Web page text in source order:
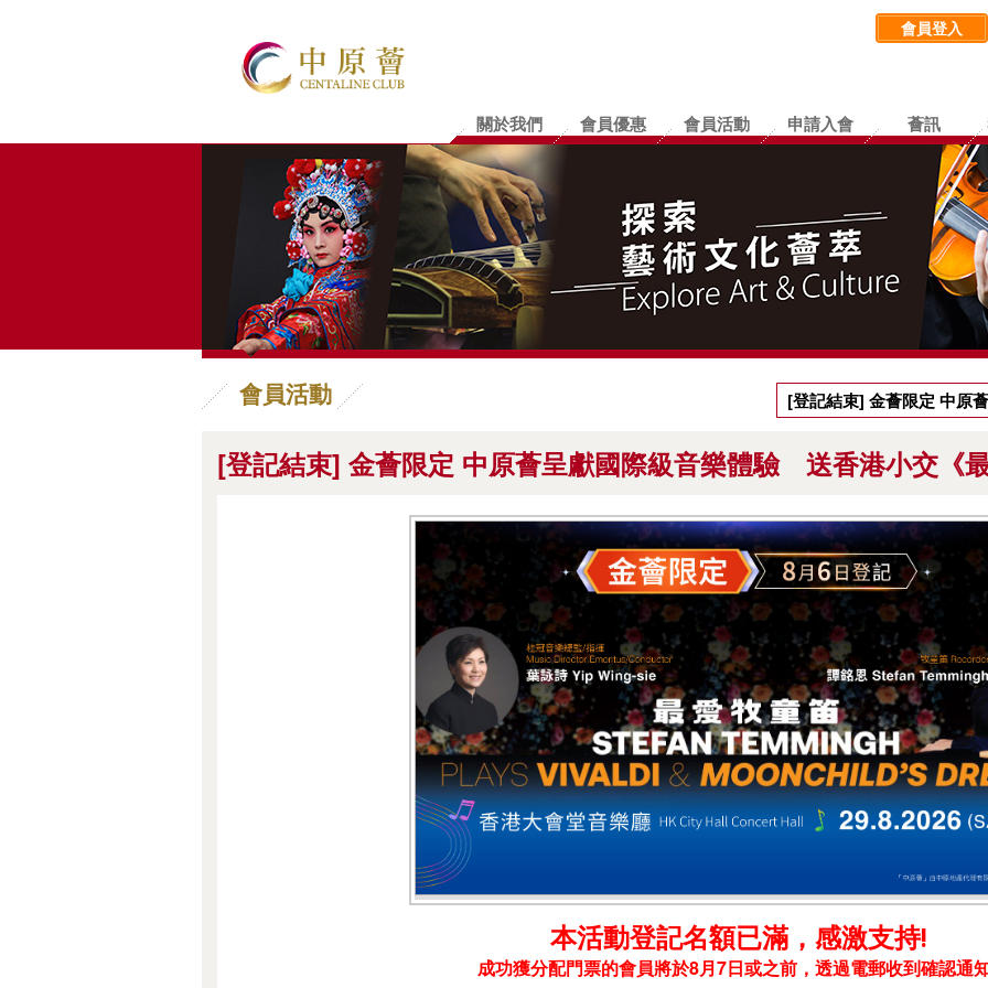
會員登入
關於我們 會員優惠 會員活動 申請入會 薈訊
會員活動
[登記結束] 金薈限定 中原
[登記結束] 金薈限定 中原薈呈獻國際級音樂體驗 送香港小交《
本活動登記名額已滿，感激支持!
成功獲分配門票的會員將於8月7日或之前，透過電郵收到確認通